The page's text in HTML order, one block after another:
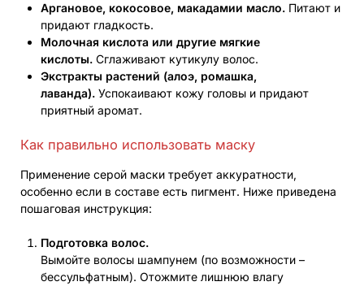
Аргановое, кокосовое, макадамии масло. Питают и
придают гладкость.
Молочная кислота или другие мягкие
кислоты. Сглаживают кутикулу волос.
Экстракты растений (алоэ, ромашка,
лаванда). Успокаивают кожу головы и придают
приятный аромат.
Как правильно использовать маску
Применение серой маски требует аккуратности,
особенно если в составе есть пигмент. Ниже приведена
пошаговая инструкция:
Подготовка волос.
Вымойте волосы шампунем (по возможности –
бессульфатным). Отожмите лишнюю влагу